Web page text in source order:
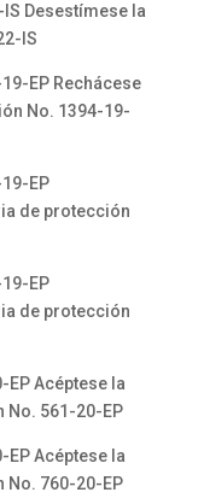
Desestímese la
IS
EP Rechácese
No. 1394-19-
EP
de protección
EP
de protección
EP Acéptese la
561-20-EP
EP Acéptese la
760-20-EP